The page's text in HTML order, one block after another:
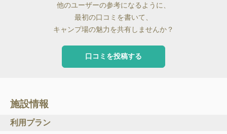
他のユーザーの参考になるように、
最初の口コミを書いて、
キャンプ場の魅力を共有しませんか？
口コミを投稿する
施設情報
利用プラン